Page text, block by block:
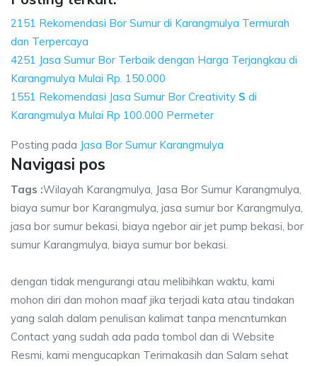
2151 Rekomendasi Bor Sumur di Karangmulya Termurah
dan Terpercaya
4251 Jasa Sumur Bor Terbaik dengan Harga Terjangkau di
Karangmulya Mulai Rp. 150.000
1551 Rekomendasi Jasa Sumur Bor Creativity S di
Karangmulya Mulai Rp 100.000 Permeter
Posting pada Jasa Bor Sumur Karangmulya
Navigasi pos
Tags :Wilayah Karangmulya, Jasa Bor Sumur Karangmulya,
biaya sumur bor Karangmulya, jasa sumur bor Karangmulya,
jasa bor sumur bekasi, biaya ngebor air jet pump bekasi, bor
sumur Karangmulya, biaya sumur bor bekasi.
dengan tidak mengurangi atau melibihkan waktu, kami
mohon diri dan mohon maaf jika terjadi kata atau tindakan
yang salah dalam penulisan kalimat tanpa mencntumkan
Contact yang sudah ada pada tombol dan di Website
Resmi, kami mengucapkan Terimakasih dan Salam sehat